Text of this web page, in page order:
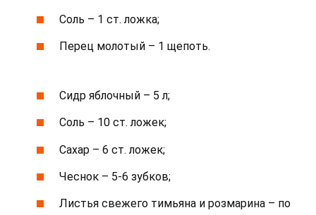
Соль – 1 ст. ложка;
Перец молотый – 1 щепоть.
Сидр яблочный – 5 л;
Соль – 10 ст. ложек;
Сахар – 6 ст. ложек;
Чеснок – 5-6 зубков;
Листья свежего тимьяна и розмарина – по